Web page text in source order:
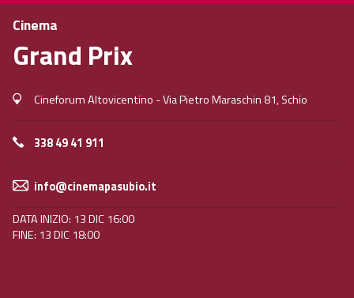
Cinema
Grand Prix
Cineforum Altovicentino - Via Pietro Maraschin 81, Schio
338 49 41 911
info@cinemapasubio.it
DATA INIZIO: 13 DIC 16:00
FINE: 13 DIC 18:00